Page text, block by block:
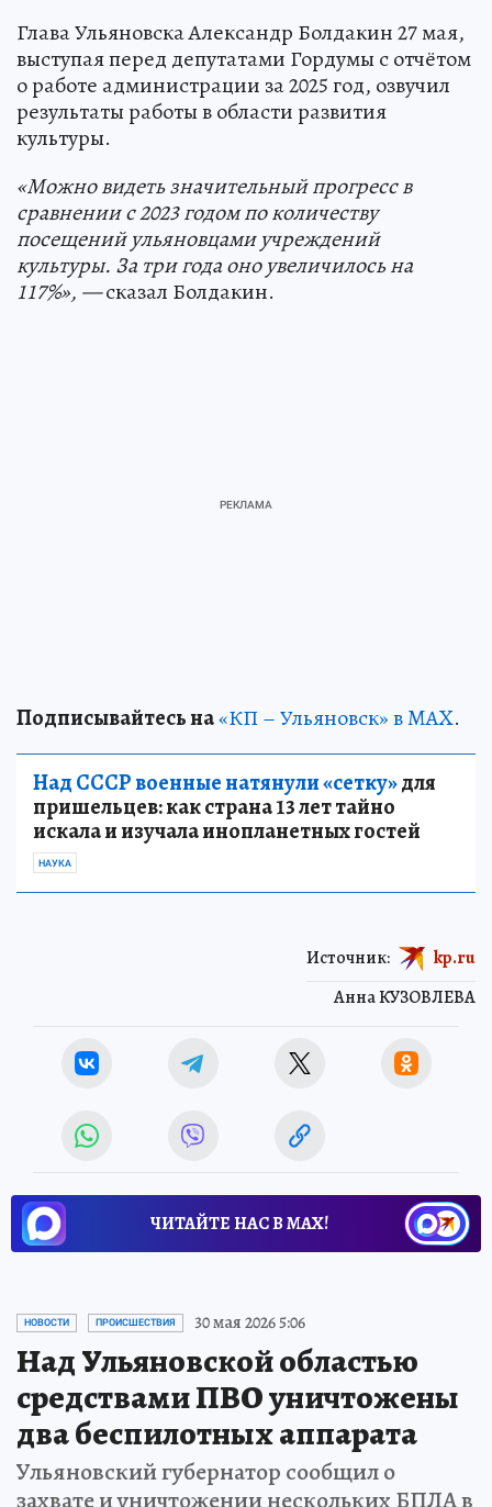
Глава Ульяновска Александр Болдакин 27 мая,
выступая перед депутатами Гордумы с отчётом
о работе администрации за 2025 год, озвучил
результаты работы в области развития
культуры.
«Можно видеть значительный прогресс в
сравнении с 2023 годом по количеству
посещений ульяновцами учреждений
культуры. За три года оно увеличилось на
117%», —сказал Болдакин.
Подписывайтесь на«КП – Ульяновск» в MAX.
Над СССР военные натянули «сетку»для
пришельцев: как страна 13 лет тайно
искала и изучала инопланетных гостей
НАУКА
Анна КУЗОВЛЕВА
Источник: kp.ru
ЧИТАЙТЕ НАС В МАХ!
НОВОСТИ ПРОИСШЕСТВИЯ 30 мая 2026 5:06
Над Ульяновской областью
средствами ПВО уничтожены
два беспилотных аппарата
Ульяновский губернатор сообщил о